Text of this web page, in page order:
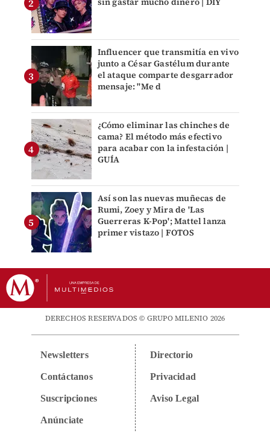
Influencer que transmitía en vivo
junto a César Gastélum durante
el ataque comparte desgarrador
mensaje: "Me d
¿Cómo eliminar las chinches de
cama? El método más efectivo
para acabar con la infestación |
GUÍA
Así son las nuevas muñecas de
Rumi, Zoey y Mira de 'Las
Guerreras K-Pop'; Mattel lanza
primer vistazo | FOTOS
DERECHOS RESERVADOS © GRUPO MILENIO 2026
Newsletters
Contáctanos
Suscripciones
Anúnciate
Directorio
Privacidad
Aviso Legal